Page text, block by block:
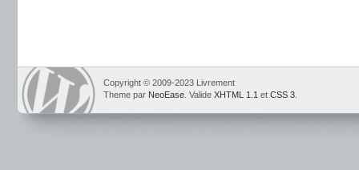
Copyright © 2009-2023 Livrement
Theme par NeoEase . Valide XHTML 1.1 et CSS 3